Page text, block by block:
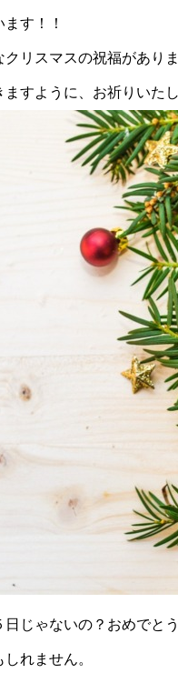
す！！
リスマスの祝福がありま
すように、お祈りいたし
日じゃないの？おめで
れません。